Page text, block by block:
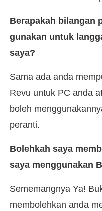
Berapakah bilangan
gunakan untuk
saya?
Sama ada anda
Revu untuk PC anda
boleh
peranti.
Bolehkah saya
saya menggunakan
Sememangnya Ya!
membolehkan anda